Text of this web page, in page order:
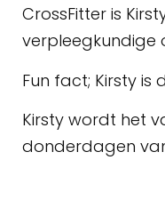
CrossFitter is
verpleegkundige
Fun fact; Kirsty is
Kirsty wordt het
donderdagen van